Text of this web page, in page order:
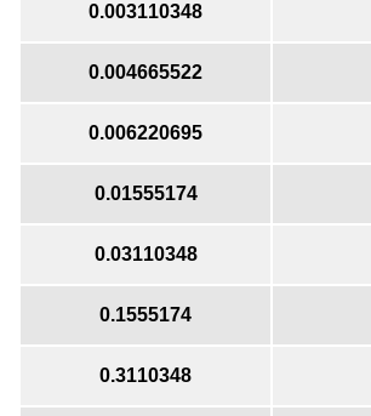
0.003110348
0.004665522
0.006220695
0.01555174
0.03110348
0.1555174
0.3110348